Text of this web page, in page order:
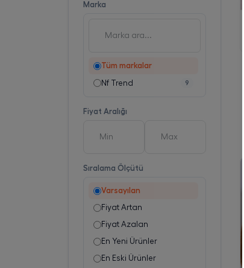
Marka
Tüm markalar
Nf Trend 9
Fiyat Aralığı
Sıralama Ölçütü
Varsayılan
Fiyat Artan
Fiyat Azalan
En Yeni Ürünler
En Eski Ürünler